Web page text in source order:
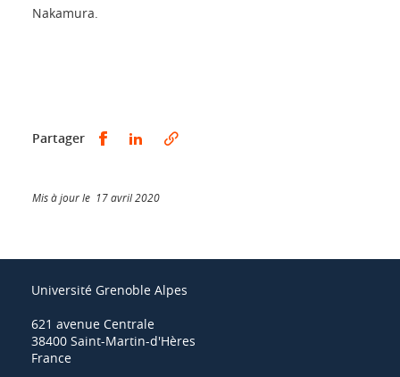
Nakamura.
Partager Partager sur Facebook
Partager sur LinkedIn
Mis à jour le 17 avril 2020
Université Grenoble Alpes
621 avenue Centrale
38400 Saint-Martin-d'Hères
France